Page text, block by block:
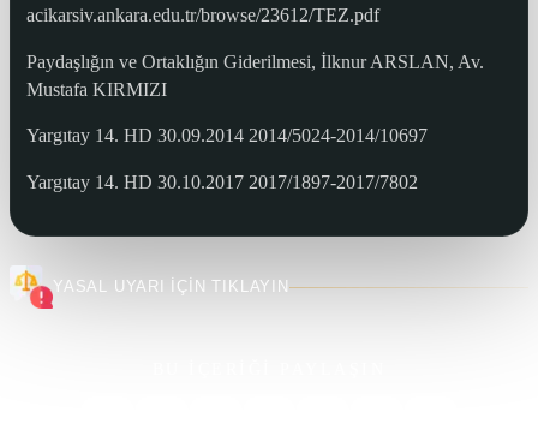
acikarsiv.ankara.edu.tr/browse/23612/TEZ.pdf
Paydaşlığın ve Ortaklığın Giderilmesi, İlknur ARSLAN, Av.
Mustafa KIRMIZI
Yargıtay 14. HD 30.09.2014 2014/5024-2014/10697
Yargıtay 14. HD 30.10.2017 2017/1897-2017/7802
YASAL UYARI İÇİN TIKLAYIN